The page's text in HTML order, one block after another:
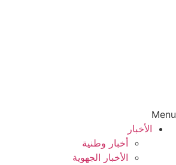
Menu
الأخبار
أخبار وطنية
الأخبار الجهوية